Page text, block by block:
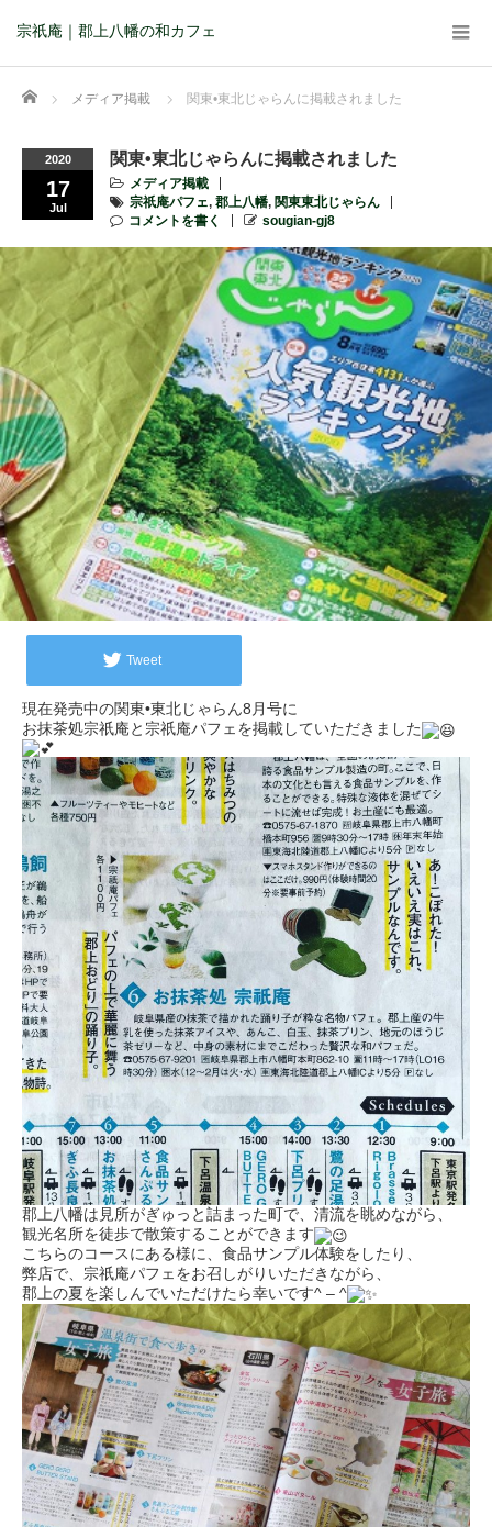
宗祇庵｜郡上八幡の和カフェ
Home メディア掲載 関東•東北じゃらんに掲載されました
2020
17
Jul
関東•東北じゃらんに掲載されました
メディア掲載
宗祇庵パフェ, 郡上八幡, 関東東北じゃらん
コメントを書く
sougian-gj8
Tweet
現在発売中の関東•東北じゃらん8月号に
お抹茶処宗祇庵と宗祇庵パフェを掲載していただきました
郡上八幡は見所がぎゅっと詰まった町で、清流を眺めながら、
観光名所を徒歩で散策することができます
こちらのコースにある様に、食品サンプル体験をしたり、
弊店で、宗祇庵パフェをお召しがりいただきながら、
郡上の夏を楽しんでいただけたら幸いです^ – ^